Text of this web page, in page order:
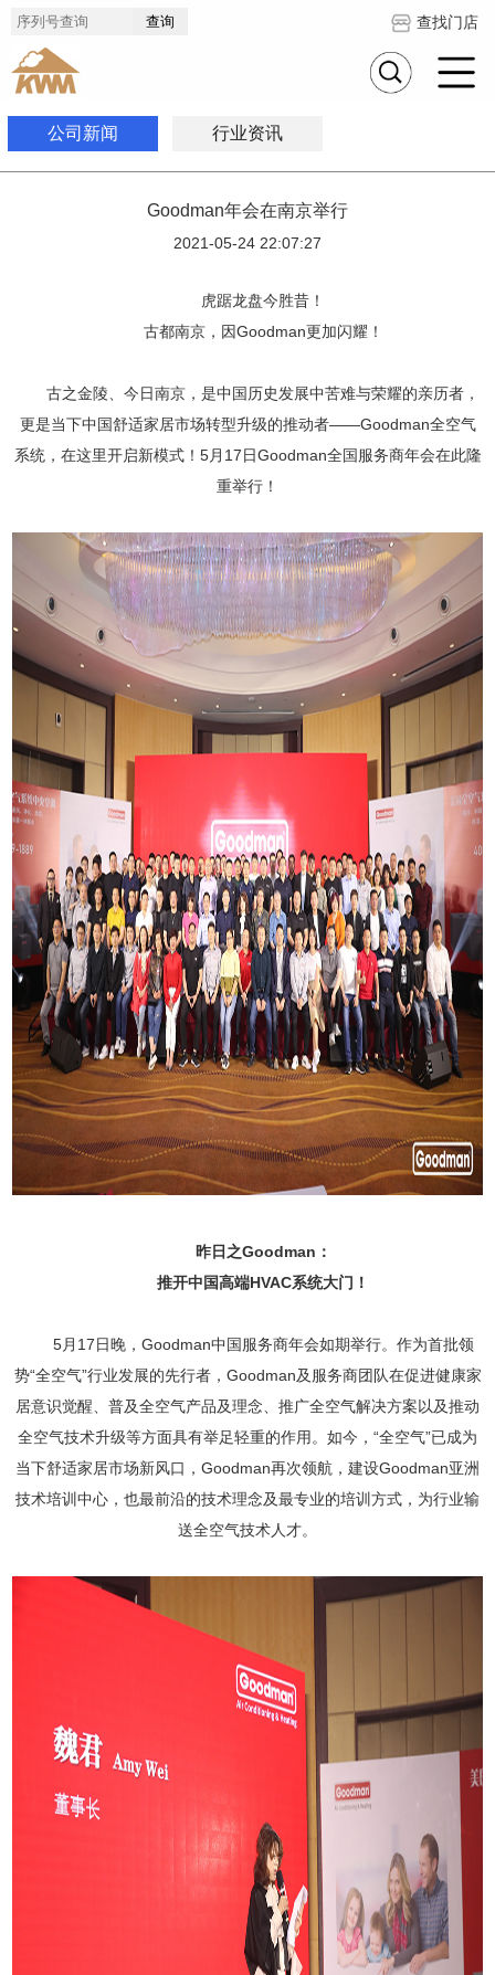
查找门店
公司新闻 行业资讯
Goodman年会在南京举行
2021-05-24 22:07:27
虎踞龙盘今胜昔！
古都南京，因Goodman更加闪耀！
古之金陵、今日南京，是中国历史发展中苦难与荣耀的亲历者，
更是当下中国舒适家居市场转型升级的推动者——Goodman全空气
系统，在这里开启新模式！5月17日Goodman全国服务商年会在此隆
重举行 ！
昨日之Goodman ：
推开中国高端HVAC系统大门！
5月17日晚，Goodman中国服务商年会如期举行。作为首批领
势“全空气”行业发展的先行者，Goodman及服务商团队在促进健康家
居意识觉醒、普及全空气产品及理念、推广全空气解决方案以及推动
全空气技术升级等方面具有举足轻重的作用。如今，“全空气”已成为
当下舒适家居市场新风口，Goodman再次领航，建设Goodman亚洲
技术培训中心，也最前沿的技术理念及最专业的培训方式，为行业输
送全空气技术人才。